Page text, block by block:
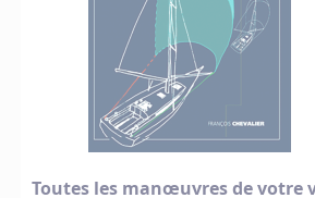
Toutes les manœuvres de votre